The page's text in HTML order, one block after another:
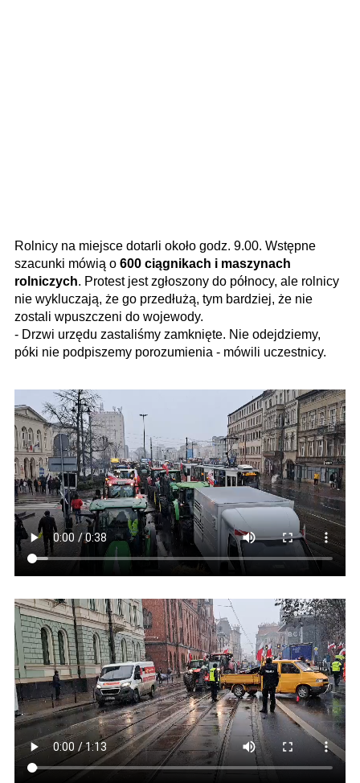
Rolnicy na miejsce dotarli około godz. 9.00. Wstępne
szacunki mówią o 600 ciągnikach i maszynach
rolniczych. Protest jest zgłoszony do północy, ale rolnicy
nie wykluczają, że go przedłużą, tym bardziej, że nie
zostali wpuszczeni do wojewody.
- Drzwi urzędu zastaliśmy zamknięte. Nie odejdziemy,
póki nie podpiszemy porozumienia - mówili uczestnicy.